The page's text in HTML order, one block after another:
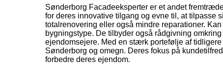
Sønderborg Facadeeksperter er et andet
for deres innovative tilgang og evne til, at tilpasse
totalrenovering eller også mindre reparationer.
bygningstype. De tilbyder også rådgivning
ejendomsejere. Med en stærk portefølje af
Sønderborg og omegn. Deres fokus på
forbedre deres ejendom.